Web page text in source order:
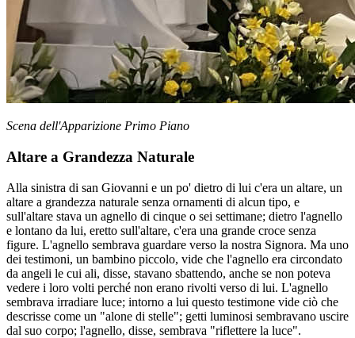
Scena dell'Apparizione Primo Piano
Altare a Grandezza Naturale
Alla sinistra di san Giovanni e un po' dietro di lui c'era un altare, un
altare a grandezza naturale senza ornamenti di alcun tipo, e
sull'altare stava un agnello di cinque o sei settimane; dietro l'agnello
e lontano da lui, eretto sull'altare, c'era una grande croce senza
figure. L'agnello sembrava guardare verso la nostra Signora. Ma uno
dei testimoni, un bambino piccolo, vide che l'agnello era circondato
da angeli le cui ali, disse, stavano sbattendo, anche se non poteva
vedere i loro volti perché non erano rivolti verso di lui. L'agnello
sembrava irradiare luce; intorno a lui questo testimone vide ciò che
descrisse come un "alone di stelle"; getti luminosi sembravano uscire
dal suo corpo; l'agnello, disse, sembrava "riflettere la luce".